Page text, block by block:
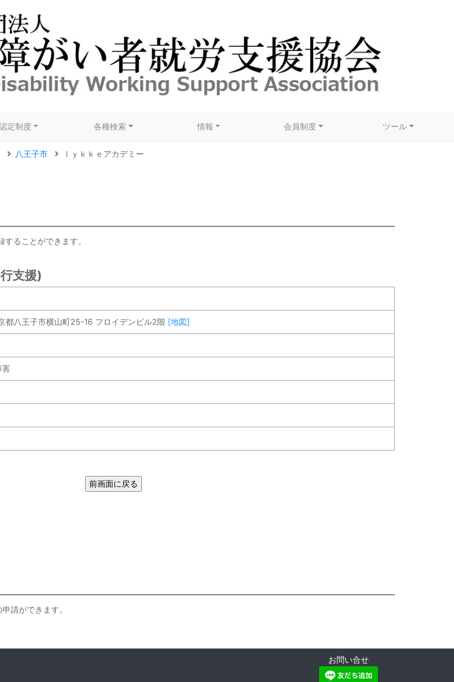
定制度 各種検索 情報 会員制度 ツール
八王子市 ｌｙｋｋｅアカデミー
ることができます。
支援)
都八王子市横山町25-16 フロイデンビル2階 [地図]
請ができます。
お問い合せ